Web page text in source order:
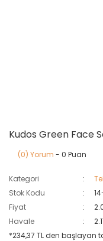
Kudos Green Face
(0) Yorum - 0 Puan
Kategori
Stok Kodu
Fiyat
Havale
*234,37 TL den başlayan